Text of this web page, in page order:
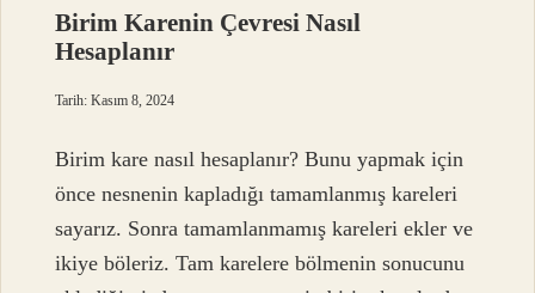
Birim Karenin Çevresi Nasıl
Hesaplanır
Tarih: Kasım 8, 2024
Birim kare nasıl hesaplanır? Bunu yapmak için
önce nesnenin kapladığı tamamlanmış kareleri
sayarız. Sonra tamamlanmamış kareleri ekler ve
ikiye böleriz. Tam karelere bölmenin sonucunu